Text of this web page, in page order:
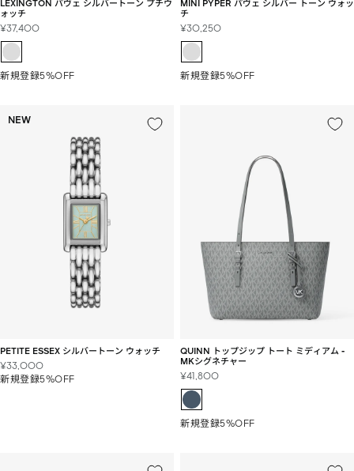
LEXINGTON パヴェ シルバートーン プチウ
ォッチ
セ
ー
ル
格
¥37,400
新規登録5%OFF
MINI PYPER パヴェ シルバー トーン ウォッ
チ
セ
ー
ル
格
¥30,250
新規登録5%OFF
NEW
PETITE ESSEX シルバートーン ウォッチ
セ
ー
¥33,000
新規登録5%OFF
QUINN トップジップ トート ミディアム -
MKシグネチャー
セ
ー
ル
格
¥41,800
新規登録5%OFF